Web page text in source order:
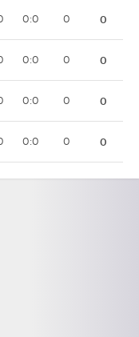
0:0 0 0
0:0 0 0
0:0 0 0
0:0 0 0